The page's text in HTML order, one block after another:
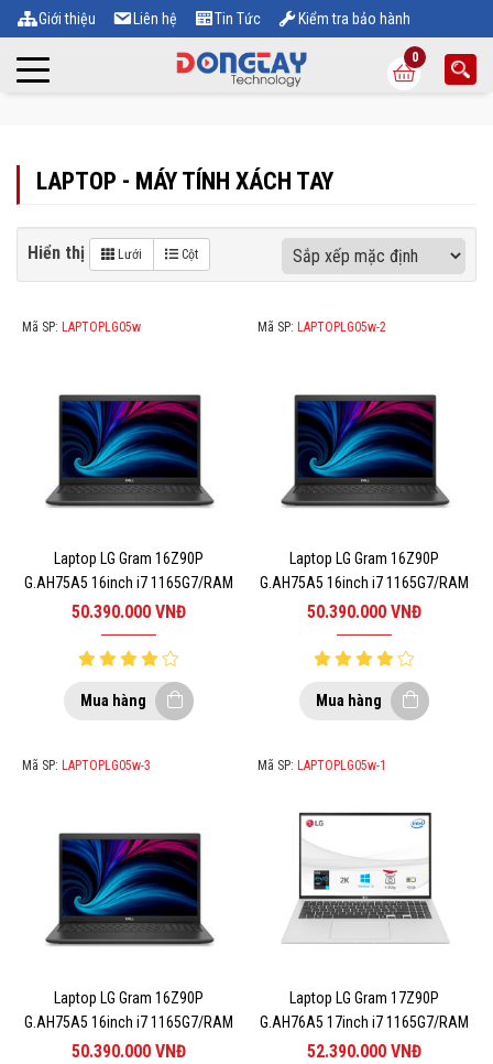
Giới thiệu Liên hệ Tin Tức Kiểm tra bảo hành
0
LAPTOP - MÁY TÍNH XÁCH TAY
Hiển thị Lưới Cột
Mã SP: LAPTOPLG05w
Laptop LG Gram 16Z90P
G.AH75A5 16inch i7 1165G7/RAM
16GB/SSD 512GB/WIN10/BLACK
50.390.000 VNĐ
Mua hàng
Mã SP: LAPTOPLG05w-2
Laptop LG Gram 16Z90P
G.AH75A5 16inch i7 1165G7/RAM
16GB/SSD 512GB/WIN10/BLACK 2
50.390.000 VNĐ
Mua hàng
Mã SP: LAPTOPLG05w-3
Laptop LG Gram 16Z90P
G.AH75A5 16inch i7 1165G7/RAM
16GB/SSD 512GB/WIN10/BLACK 3
50.390.000 VNĐ
Mã SP: LAPTOPLG05w-1
Laptop LG Gram 17Z90P
G.AH76A5 17inch i7 1165G7/RAM
16GB/SSD 512GB/WIN10/SILVER
52.390.000 VNĐ